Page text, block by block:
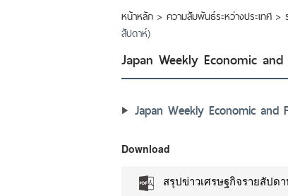
หน้าหลัก > ความสัมพันธ์ระหว่างประเทศ >
สัปดาห์)
Japan Weekly Economic
Japan Weekly Economic and
Download
สรุปข่าวเศรษฐกิจรายสัปด